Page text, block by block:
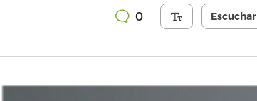
0 Escuchar